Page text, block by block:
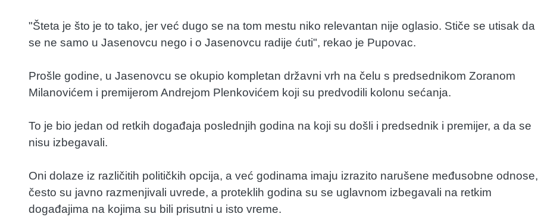
"Šteta je što je to tako, jer već dugo se na tom mestu niko relevantan nije oglasio. Stiče se utisak da
se ne samo u Jasenovcu nego i o Jasenovcu radije ćuti", rekao je Pupovac.
Prošle godine, u Jasenovcu se okupio kompletan državni vrh na čelu s predsednikom Zoranom
Milanovićem i premijerom Andrejom Plenkovićem koji su predvodili kolonu sećanja.
To je bio jedan od retkih događaja poslednjih godina na koji su došli i predsednik i premijer, a da se
nisu izbegavali.
Oni dolaze iz različitih političkih opcija, a već godinama imaju izrazito narušene međusobne odnose,
često su javno razmenjivali uvrede, a proteklih godina su se uglavnom izbegavali na retkim
događajima na kojima su bili prisutni u isto vreme.